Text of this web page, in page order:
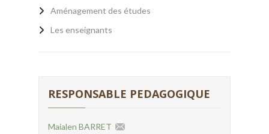
Aménagement des études
Les enseignants
RESPONSABLE PEDAGOGIQUE
Maialen BARRET